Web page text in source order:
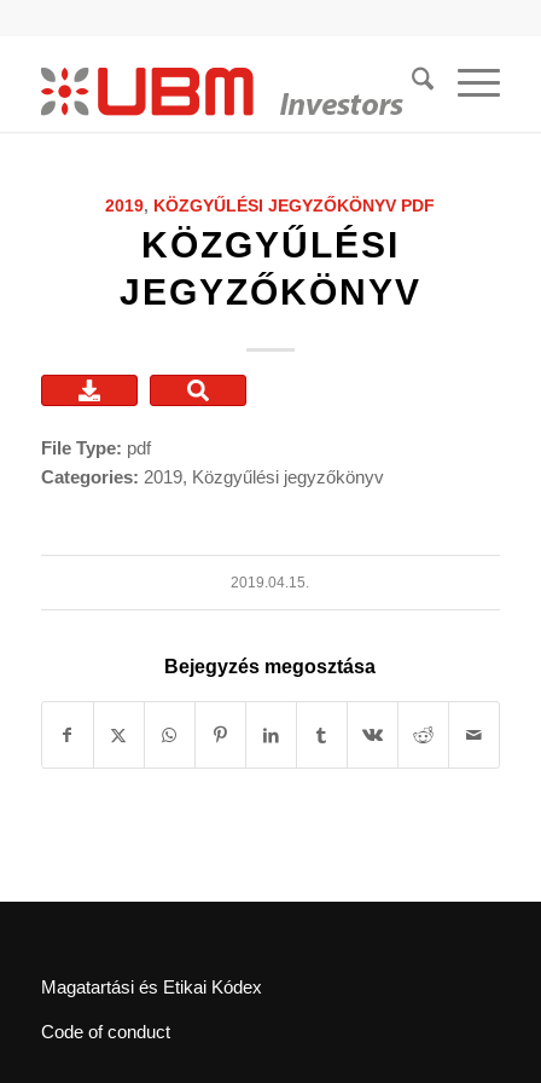
2019, KÖZGYŰLÉSI JEGYZŐKÖNYV PDF
KÖZGYŰLÉSI
JEGYZŐKÖNYV
File Type: pdf
Categories: 2019, Közgyűlési jegyzőkönyv
2019.04.15.
Bejegyzés megosztása
Magatartási és Etikai Kódex
Code of conduct